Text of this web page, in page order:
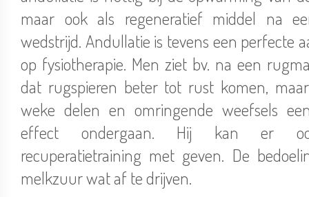
maar ook als regeneratief middel na
wedstrijd. Andullatie is tevens een perfecte
op fysiotherapie. Men ziet bv. na een
dat rugspieren beter tot rust komen,
weke delen en omringende weefsels
effect ondergaan. Hij kan er
recuperatietraining met geven. De
melkzuur wat af te drijven.